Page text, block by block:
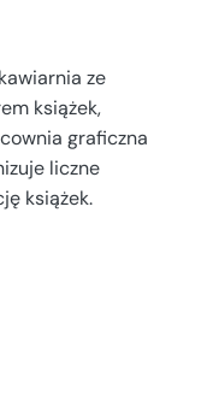
ze
książek,
graficzna
liczne
książek.